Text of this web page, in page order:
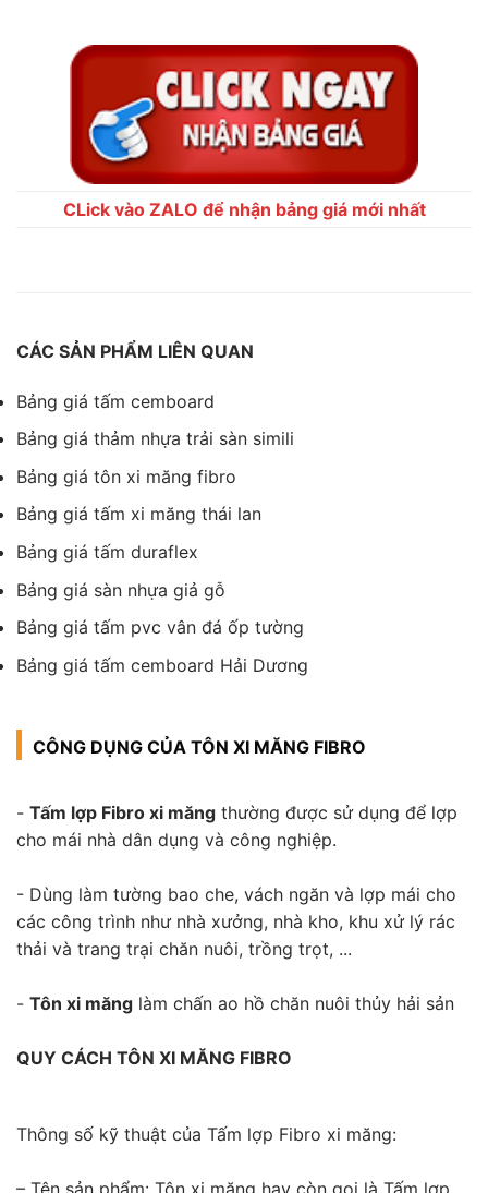
CLick vào ZALO để nhận bảng giá mới nhất
CÁC SẢN PHẨM LIÊN QUAN
Bảng giá tấm cemboard
Bảng giá thảm nhựa trải sàn simili
Bảng giá tôn xi măng fibro
Bảng giá tấm xi măng thái lan
Bảng giá tấm duraflex
Bảng giá sàn nhựa giả gỗ
Bảng giá tấm pvc vân đá ốp tường
Bảng giá tấm cemboard Hải Dương
CÔNG DỤNG CỦA TÔN XI MĂNG FIBRO
- Tấm lợp Fibro xi măng thường được sử dụng để lợp
cho mái nhà dân dụng và công nghiệp.
- Dùng làm tường bao che, vách ngăn và lợp mái cho
các công trình như nhà xưởng, nhà kho, khu xử lý rác
thải và trang trại chăn nuôi, trồng trọt, ...
- Tôn xi măng làm chấn ao hồ chăn nuôi thủy hải sản
QUY CÁCH TÔN XI MĂNG FIBRO
Thông số kỹ thuật của Tấm lợp Fibro xi măng: